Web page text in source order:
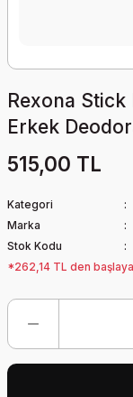
Rexona
Erkek
515,00 TL
Kategori
Marka
Stok Kodu
*262,14 TL den